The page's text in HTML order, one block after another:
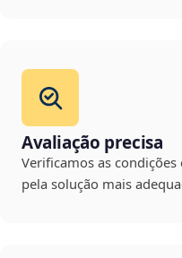
Avaliação precisa
Verificamos as
pela solução mais